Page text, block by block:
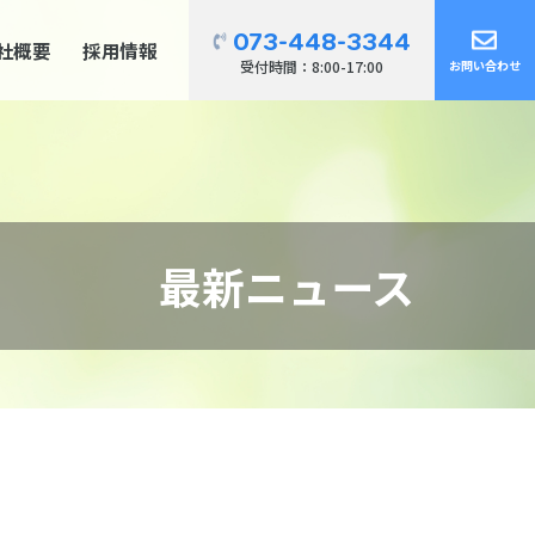
概要 採用情報 073-448-3344
受付時間：8:00-17:00 お問い合わせ
最新ニュース